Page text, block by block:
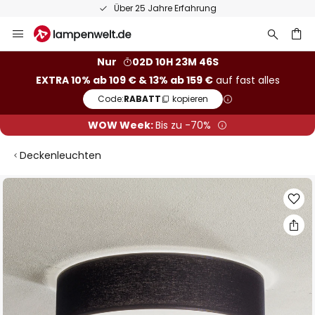
Über 25 Jahre Erfahrung
Inhalt
Nur
02D 10H 23M 46S
EXTRA 10% ab 109 € & 13% ab 159 €auf fast alles
Code:RABATT kopieren
WOW Week:Bis zu -70%
Deckenleuchten
Zum
Ende
der
Bildgalerie
springen